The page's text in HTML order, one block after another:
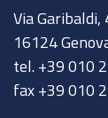
Via Garibaldi,
16124
tel. +39 010
fax +39 010